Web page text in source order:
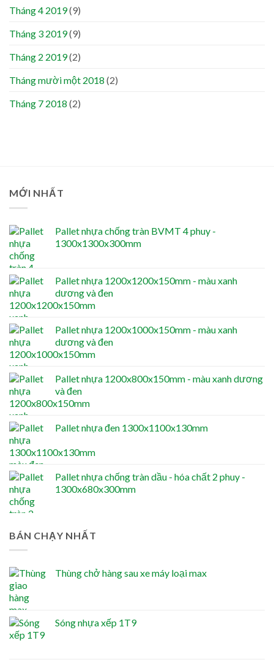
Tháng 4 2019(9)
Tháng 3 2019(9)
Tháng 2 2019(2)
Tháng mười một 2018 (2)
Tháng 7 2018 (2)
MỚI NHẤT
Pallet nhựa chống tràn BVMT 4 phuy -
1300x1300x300mm
Pallet nhựa 1200x1200x150mm - màu xanh
dương và đen
Pallet nhựa 1200x1000x150mm - màu xanh
dương và đen
Pallet nhựa 1200x800x150mm - màu xanh dương
và đen
Pallet nhựa đen 1300x1100x130mm
Pallet nhựa chống tràn dầu - hóa chất 2 phuy -
1300x680x300mm
BÁN CHẠY NHẤT
Thùng chở hàng sau xe máy loại max
Sóng nhựa xếp 1T9